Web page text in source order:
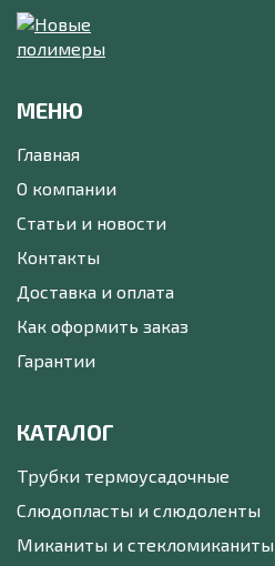
МЕНЮ
Главная
О компании
Статьи и новости
Контакты
Доставка и оплата
Как оформить заказ
Гарантии
КАТАЛОГ
Трубки термоусадочные
Слюдопласты и слюдоленты
Миканиты и стекломиканиты